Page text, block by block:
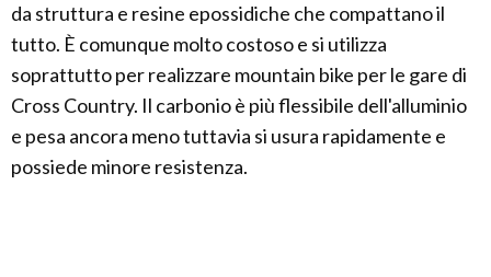
da struttura e resine epossidiche che compattano il
tutto. È comunque molto costoso e si utilizza
soprattutto per realizzare mountain bike per le gare di
Cross Country. Il carbonio è più flessibile dell'alluminio
e pesa ancora meno tuttavia si usura rapidamente e
possiede minore resistenza.